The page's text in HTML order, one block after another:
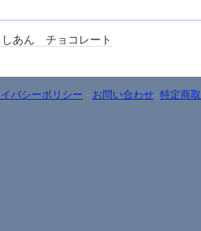
しあん チョコレート
バシーポリシー - お問い合わせ- 特定商